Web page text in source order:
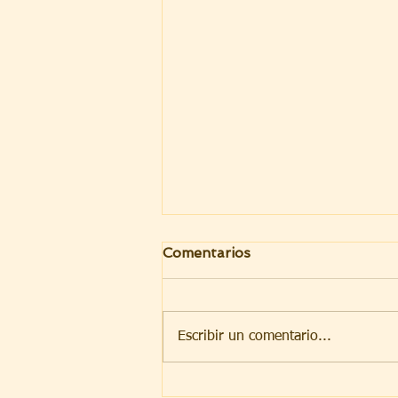
Comentarios
Escribir un comentario...